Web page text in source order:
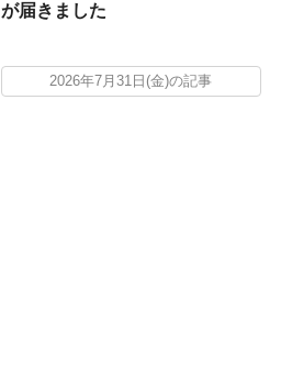
が届きました
2026年7月31日(金)の記事